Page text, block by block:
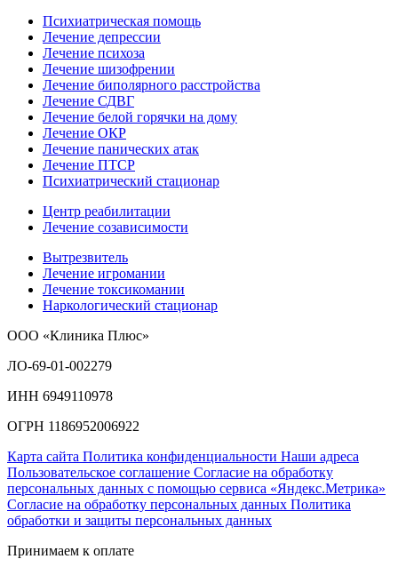
Психиатрическая помощь
Лечение депрессии
Лечение психоза
Лечение шизофрении
Лечение биполярного расстройства
Лечение СДВГ
Лечение белой горячки на дому
Лечение ОКР
Лечение панических атак
Лечение ПТСР
Психиатрический стационар
Центр реабилитации
Лечение созависимости
Вытрезвитель
Лечение игромании
Лечение токсикомании
Наркологический стационар
ООО «Клиника Плюс»
ЛО-69-01-002279
ИНН 6949110978
ОГРН 1186952006922
Карта сайта Политика конфиденциальности Наши адреса
Пользовательское соглашение Согласие на обработку
персональных данных с помощью сервиса «Яндекс.Метрика»
Согласие на обработку персональных данных Политика
обработки и защиты персональных данных
Принимаем к оплате